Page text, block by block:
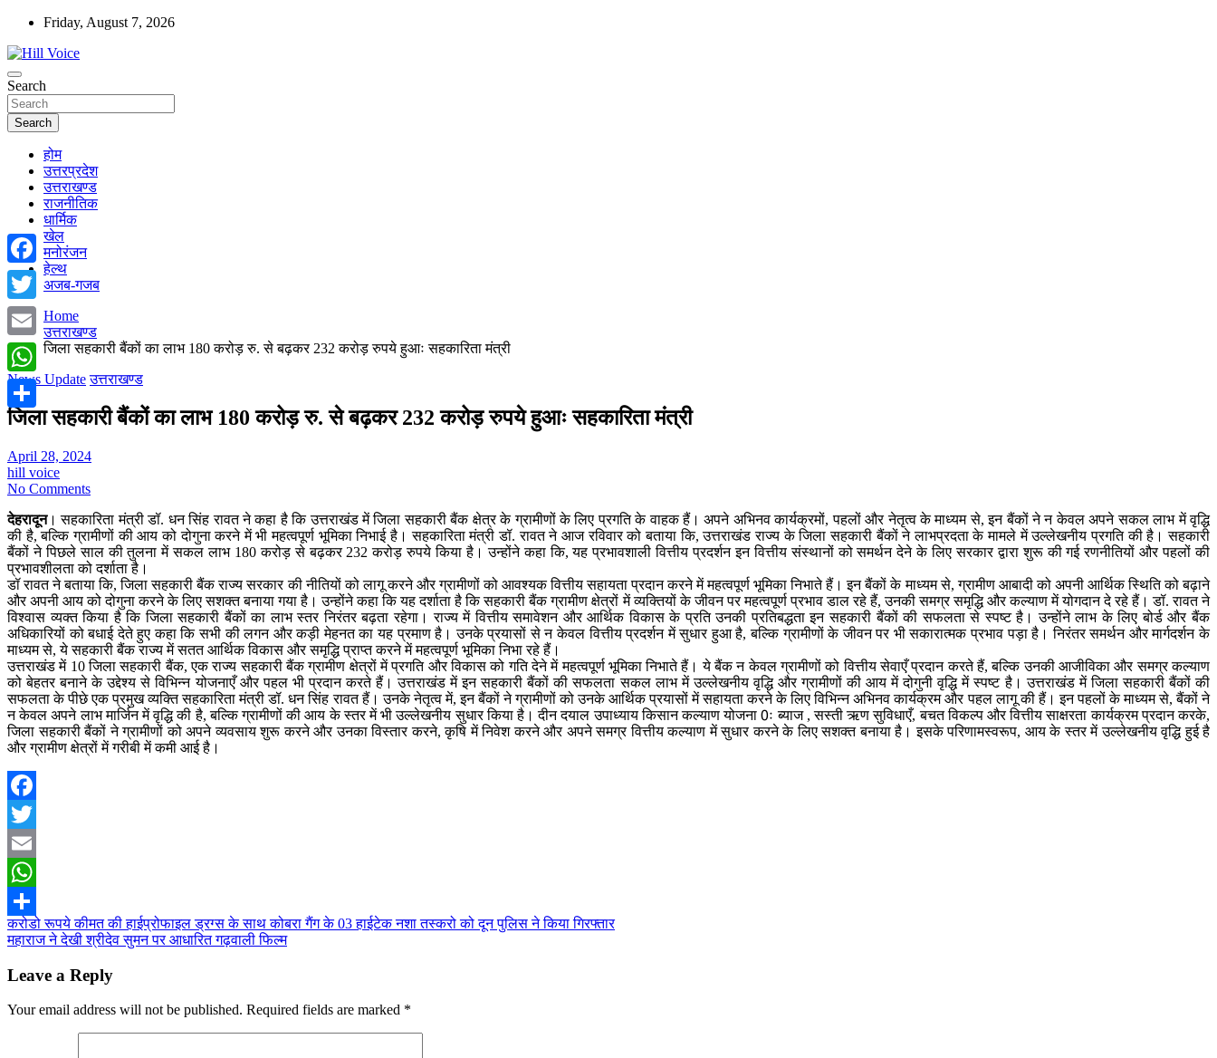
Skip
content
Friday, August 7, 2026
Hill Voice
न्यूज़ पोर्टल
Search
Search
होम
उत्तरप्रदेश
उत्तराखण्ड
राजनीतिक
धार्मिक
खेल
मनोरंजन
हेल्थ
अजब-गजब
Home
उत्तराखण्ड
जिला सहकारी बैंकों का लाभ 180 करोड़ रु. से बढ़कर 232 करोड़ रुपये हुआः सहकारिता मंत्री
News Update उत्तराखण्ड
जिला सहकारी बैंकों का लाभ 180 करोड़ रु. से बढ़कर 232 करोड़ रुपये हुआः सहकारिता मंत्री
April 28, 2024
hill voice
No Comments
देहरादून। सहकारिता मंत्री डॉ. धन सिंह रावत ने कहा है कि उत्तराखंड में जिला सहकारी बैंक क्षेत्र के ग्रामीणों के लिए प्रगति के वाहक हैं। अपने अभिनव कार्यक्रमों, पहलों और नेतृत्व के माध्यम से, इन बैंकों ने न केवल अपने सकल लाभ में वृद्धि
की है, बल्कि ग्रामीणों की आय को दोगुना करने में भी महत्वपूर्ण भूमिका निभाई है। सहकारिता मंत्री डॉ. रावत ने आज रविवार को बताया कि, उत्तराखंड राज्य के जिला सहकारी बैंकों ने लाभप्रदता के मामले में उल्लेखनीय प्रगति की है। सहकारी
बैंकों ने पिछले साल की तुलना में सकल लाभ 180 करोड़ से बढ़कर 232 करोड़ रुपये किया है। उन्होंने कहा कि, यह प्रभावशाली वित्तीय प्रदर्शन इन वित्तीय संस्थानों को समर्थन देने के लिए सरकार द्वारा शुरू की गई रणनीतियों और पहलों की
प्रभावशीलता को दर्शाता है।
डॉ रावत ने बताया कि, जिला सहकारी बैंक राज्य सरकार की नीतियों को लागू करने और ग्रामीणों को आवश्यक वित्तीय सहायता प्रदान करने में महत्वपूर्ण भूमिका निभाते हैं। इन बैंकों के माध्यम से, ग्रामीण आबादी को अपनी आर्थिक स्थिति को बढ़ाने
और अपनी आय को दोगुना करने के लिए सशक्त बनाया गया है। उन्होंने कहा कि यह दर्शाता है कि सहकारी बैंक ग्रामीण क्षेत्रों में व्यक्तियों के जीवन पर महत्वपूर्ण प्रभाव डाल रहे हैं, उनकी समग्र समृद्धि और कल्याण में योगदान दे रहे हैं। डॉ. रावत ने
विश्वास व्यक्त किया है कि जिला सहकारी बैंकों का लाभ स्तर निरंतर बढ़ता रहेगा। राज्य में वित्तीय समावेशन और आर्थिक विकास के प्रति उनकी प्रतिबद्धता इन सहकारी बैंकों की सफलता से स्पष्ट है। उन्होंने लाभ के लिए बोर्ड और बैंक
अधिकारियों को बधाई देते हुए कहा कि सभी की लगन और कड़ी मेहनत का यह प्रमाण है। उनके प्रयासों से न केवल वित्तीय प्रदर्शन में सुधार हुआ है, बल्कि ग्रामीणों के जीवन पर भी सकारात्मक प्रभाव पड़ा है। निरंतर समर्थन और मार्गदर्शन के
माध्यम से, ये सहकारी बैंक राज्य में सतत आर्थिक विकास और समृद्धि प्राप्त करने में महत्वपूर्ण भूमिका निभा रहे हैं।
उत्तराखंड में 10 जिला सहकारी बैंक, एक राज्य सहकारी बैंक ग्रामीण क्षेत्रों में प्रगति और विकास को गति देने में महत्वपूर्ण भूमिका निभाते हैं। ये बैंक न केवल ग्रामीणों को वित्तीय सेवाएँ प्रदान करते हैं, बल्कि उनकी आजीविका और समग्र कल्याण
को बेहतर बनाने के उद्देश्य से विभिन्न योजनाएँ और पहल भी प्रदान करते हैं। उत्तराखंड में इन सहकारी बैंकों की सफलता सकल लाभ में उल्लेखनीय वृद्धि और ग्रामीणों की आय में दोगुनी वृद्धि में स्पष्ट है। उत्तराखंड में जिला सहकारी बैंकों की
सफलता के पीछे एक प्रमुख व्यक्ति सहकारिता मंत्री डॉ. धन सिंह रावत हैं। उनके नेतृत्व में, इन बैंकों ने ग्रामीणों को उनके आर्थिक प्रयासों में सहायता करने के लिए विभिन्न अभिनव कार्यक्रम और पहल लागू की हैं। इन पहलों के माध्यम से, बैंकों ने
न केवल अपने लाभ मार्जिन में वृद्धि की है, बल्कि ग्रामीणों की आय के स्तर में भी उल्लेखनीय सुधार किया है। दीन दयाल उपाध्याय किसान कल्याण योजना 0ः ब्याज , सस्ती ऋण सुविधाएँ, बचत विकल्प और वित्तीय साक्षरता कार्यक्रम प्रदान करके,
जिला सहकारी बैंकों ने ग्रामीणों को अपने व्यवसाय शुरू करने और उनका विस्तार करने, कृषि में निवेश करने और अपने समग्र वित्तीय कल्याण में सुधार करने के लिए सशक्त बनाया है। इसके परिणामस्वरूप, आय के स्तर में उल्लेखनीय वृद्धि हुई है
और ग्रामीण क्षेत्रों में गरीबी में कमी आई है।
Facebook
Twitter
Email
WhatsApp
Share
Post
navigation
करोडो रूपये कीमत की हाईप्रोफाइल ड्रग्स के साथ कोबरा गैंग के 03 हाईटेक नशा तस्करो को दून पुलिस ने किया गिरफ्तार
महाराज ने देखी श्रीदेव सुमन पर आधारित गढ़वाली फिल्म
Leave a Reply
Your email address will not be published. Required fields are marked *
Facebook
Twitter
Email
WhatsApp
Share